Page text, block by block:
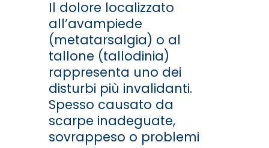
Il dolore localizzato
all’avampiede
(metatarsalgia) o al
tallone (tallodinia)
rappresenta uno dei
disturbi più invalidanti.
Spesso causato da
scarpe inadeguate,
sovrappeso o problemi